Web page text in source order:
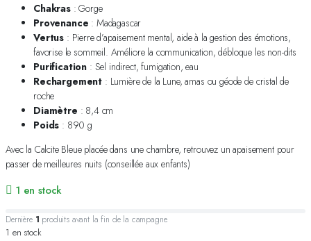
Chakras: Gorge
Provenance : Madagascar
Vertus : Pierre d’apaisement mental, aide à la gestion des émotions,
favorise le sommeil. Améliore la communication, débloque les non-dits
Purification : Sel indirect, fumigation, eau
Rechargement : Lumière de la Lune, amas ou géode de cristal de
roche
Diamètre : 8,4 cm
Poids : 890 g
Avec la Calcite Bleue placée dans une chambre, retrouvez un apaisement pour
passer de meilleures nuits (conseillée aux enfants)
1 en stock
Dernière 1 produits avant la fin de la campagne.
1 en stock